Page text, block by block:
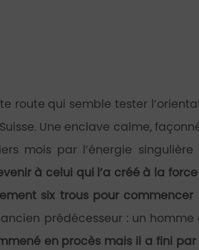
route qui semble tester
Une enclave calme,
mois par l’énergie
à celui qui l’a créé à la
six trous pour commencer
prédécesseur : un
en procès mais il a fini